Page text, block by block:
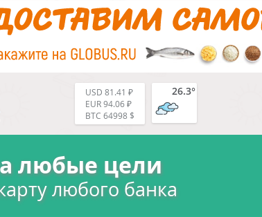
USD 81.41 ₽
EUR 94.06 ₽
BTC 64998 $
26.3°
любые цели
любого банка